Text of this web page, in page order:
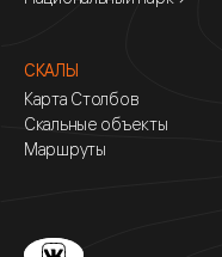
СКАЛЫ
Карта Столбов
Скальные объекты
Маршруты